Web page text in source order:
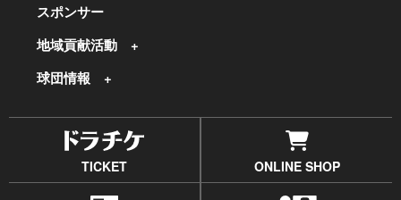
スポンサー
地域貢献活動
球団情報
TICKET ONLINE SHOP